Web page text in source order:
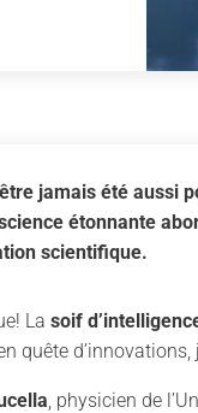
jamais été aussi
étonnante
scientifique.
Lasoif
quête d’innovations,
, physicien de